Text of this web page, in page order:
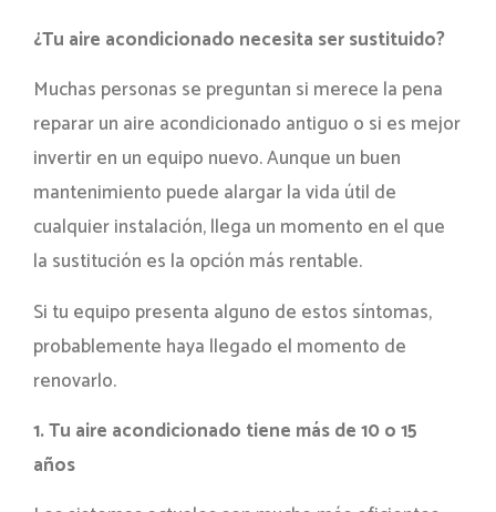
¿Tu aire acondicionado necesita ser sustituido?
Muchas personas se preguntan si merece la pena
reparar un aire acondicionado antiguo o si es mejor
invertir en un equipo nuevo. Aunque un buen
mantenimiento puede alargar la vida útil de
cualquier instalación, llega un momento en el que
la sustitución es la opción más rentable.
Si tu equipo presenta alguno de estos síntomas,
probablemente haya llegado el momento de
renovarlo.
1. Tu aire acondicionado tiene más de 10 o 15
años